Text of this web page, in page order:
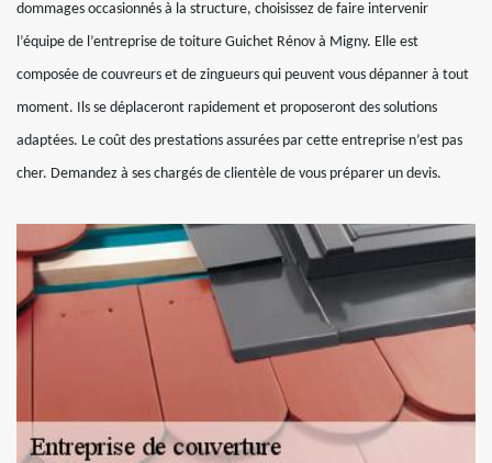
dommages occasionnés à la structure, choisissez de faire intervenir
l’équipe de l’entreprise de toiture Guichet Rénov à Migny. Elle est
composée de couvreurs et de zingueurs qui peuvent vous dépanner à tout
moment. Ils se déplaceront rapidement et proposeront des solutions
adaptées. Le coût des prestations assurées par cette entreprise n’est pas
cher. Demandez à ses chargés de clientèle de vous préparer un devis.